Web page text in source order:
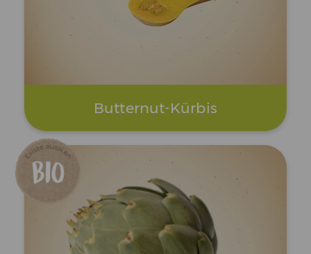
Butternut-Kürbis